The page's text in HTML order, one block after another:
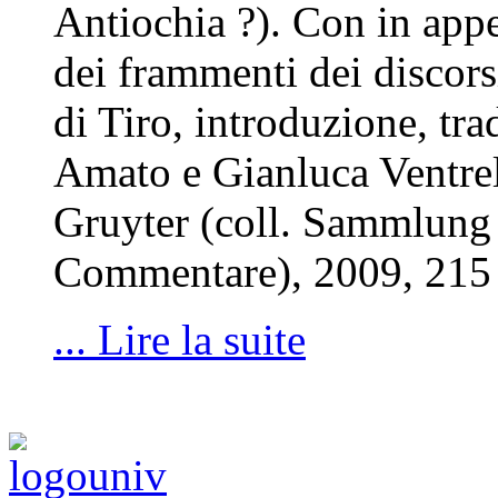
Antiochia ?). Con in
dei frammenti dei
di Tiro, introduzione,
Amato e Gianluca
Gruyter (coll.
Commentare), 2009,
... Lire la suite